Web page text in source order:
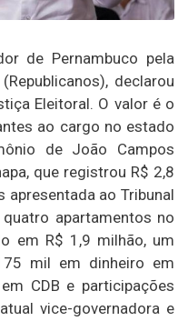
de Pernambuco pela
declarou
Eleitoral. O valor é o
ao cargo no estado
de João Campos
que registrou R$ 2,8
apresentada ao Tribunal
apartamentos no
em R$ 1,9 milhão, um
mil em dinheiro em
CDB e participações
vice-governadora e